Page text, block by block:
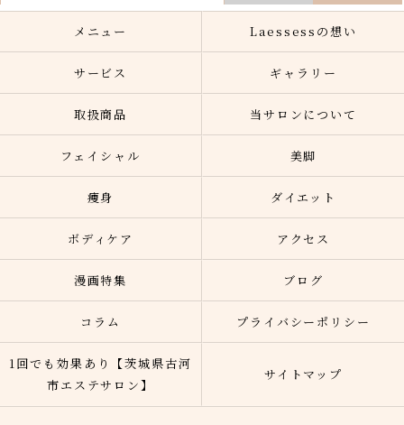
メニュー Laessessの想い
サービス ギャラリー
取扱商品 当サロンについて
フェイシャル 美脚
痩身 ダイエット
ボディケア アクセス
漫画特集 ブログ
コラム プライバシーポリシー
1回でも効果あり【茨城県古河
市エステサロン】
サイトマップ